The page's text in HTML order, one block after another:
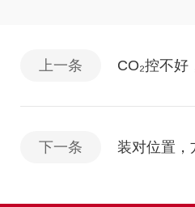
上一条 CO₂控不
下一条 装对位置，